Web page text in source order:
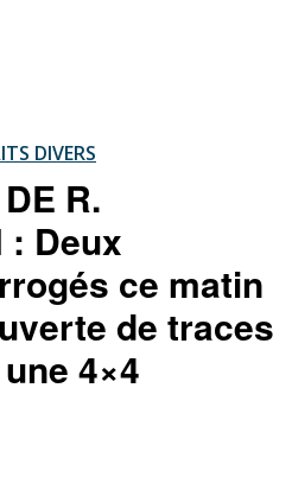
DIVERS
R.
: Deux
ce matin
de traces
4×4